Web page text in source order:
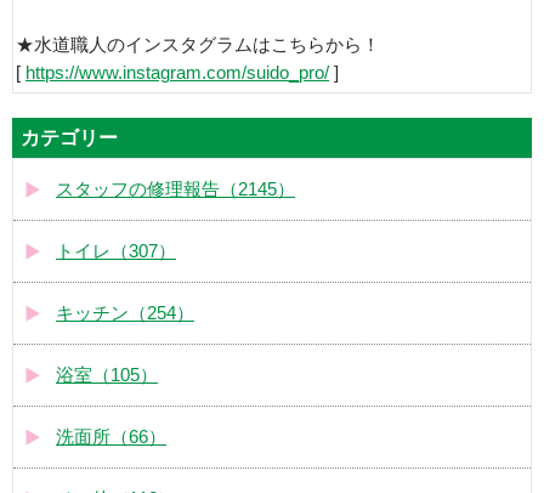
★水道職人のインスタグラムはこちらから！
[ https://www.instagram.com/suido_pro/ ]
カテゴリー
スタッフの修理報告（2145）
トイレ（307）
キッチン（254）
浴室（105）
洗面所（66）